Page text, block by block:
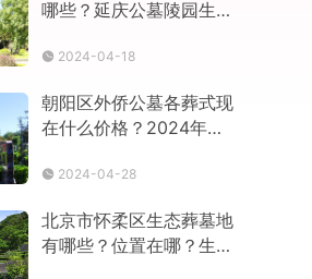
哪些？延庆公墓陵园生态
2024-04-18
朝阳区外侨公墓各葬式现
在什么价格？2024年价
2024-04-28
北京市怀柔区生态葬墓地
有哪些？位置在哪？生态